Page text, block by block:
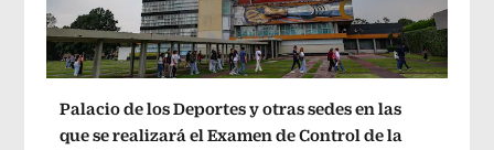
Palacio de los Deportes y otras sedes en las
que se realizará el Examen de Control de la